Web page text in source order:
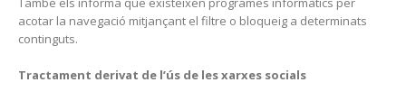
acotar la navegació mitjançant el filtre o bloqueig a determinats
continguts.
Tractament derivat de l’ús de les xarxes socials